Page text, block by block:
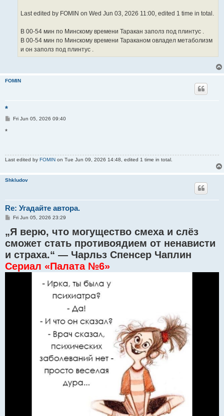
Last edited by FOMIN on Wed Jun 03, 2026 11:00, edited 1 time in total.
В 00-54 мин по Минскому времени Таракан заполз под плинтус .
В 00-54 мин по Минскому времени Тараканом овладел метаболизм
и он заполз под плинтус .
FOMIN
*
PFri Jun 05, 2026 09:40
*
Last edited by FOMIN on Tue Jun 09, 2026 14:48, edited 1 time in total.
Shkludov
Re: Угадайте автора.
P
s
t
Fri Jun 05, 2026 23:29
„Я верю, что могущество смеха и слёз
сможет стать противоядием от ненависти
и страха.“ — Чарльз Спенсер Чаплин
Сериал «Палата №6»